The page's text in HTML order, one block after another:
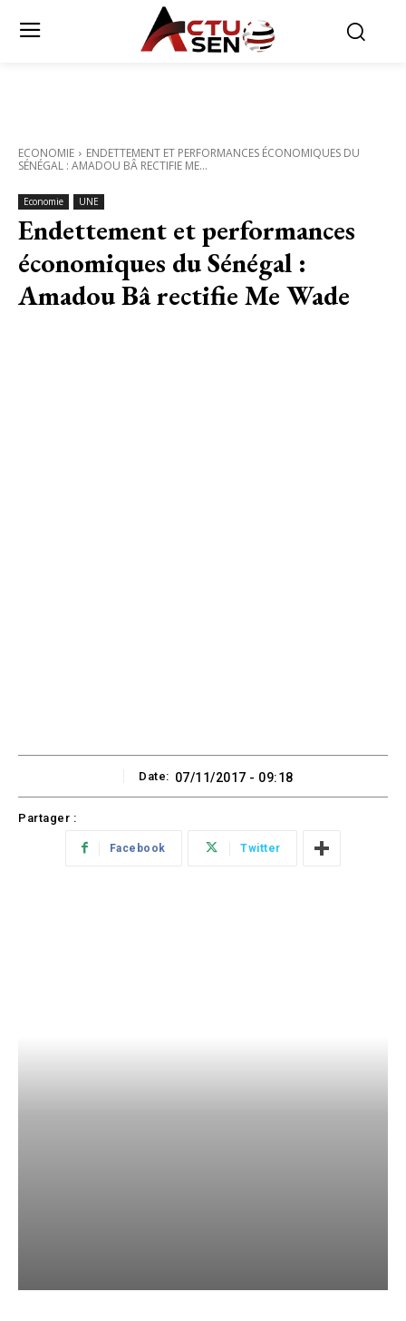
ECONOMIE
ENDETTEMENT ET PERFORMANCES ÉCONOMIQUES DU
SÉNÉGAL : AMADOU BÂ RECTIFIE ME...
Economie UNE
Endettement et performances
économiques du Sénégal :
Amadou Bâ rectifie Me Wade
Date: 07/11/2017 - 09:18
Partager :
Facebook Twitter